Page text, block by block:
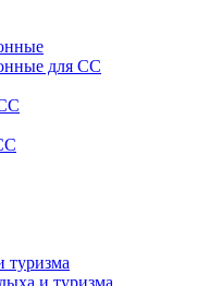
для СС
туризма
и туризма